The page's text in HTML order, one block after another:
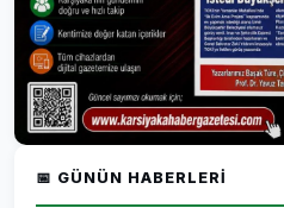
📅 GÜNÜN HABERLERI